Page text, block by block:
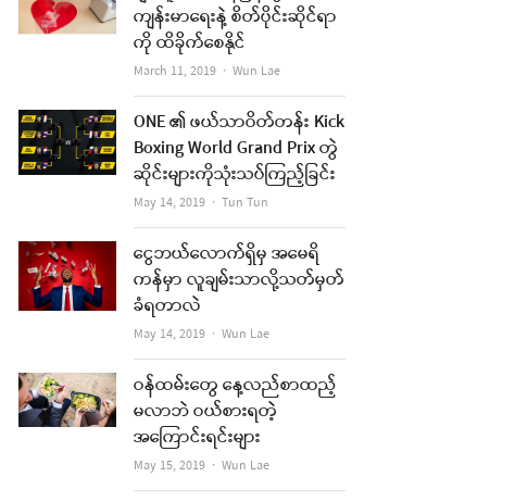
ကျန်းမာရေးနဲ့ စိတ်ပိုင်းဆိုင်ရာ
ကို ထိခိုက်စေနိုင်
March 11, 2019 Author
Wun Lae
ONE ၏ ဖယ်သာဝိတ်တန်း Kick
Boxing World Grand Prix တွဲ
ဆိုင်းများကိုသုံးသပ်ကြည့်ခြင်း
May 14, 2019 Author
Tun Tun
ငွေဘယ်လောက်ရှိမှ အမေရိ
ကန်မှာ လူချမ်းသာလို့သတ်မှတ်
ခံရတာလဲ
May 14, 2019 Author
Wun Lae
ဝန်ထမ်းတွေ နေ့လည်စာထည့်
မလာဘဲ ဝယ်စားရတဲ့
အကြောင်းရင်းများ
May 15, 2019 Author
Wun Lae